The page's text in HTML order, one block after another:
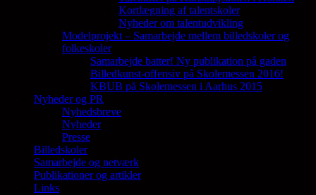
Kortlægning af talentskoler
Nyheder om talentudvikling
Modelprojekt – Samarbejde mellem billedskoler og
folkeskoler
Samarbejde batter! Ny publikation på gaden
Billedkunst-offensiv på Skolemessen 2016!
KBUB på Skolemessen i Aarhus 2015
Nyheder og PR
Nyhedsbreve
Nyheder
Presse
Billedskoler
Samarbejde og netværk
Publikationer og artikler
Links